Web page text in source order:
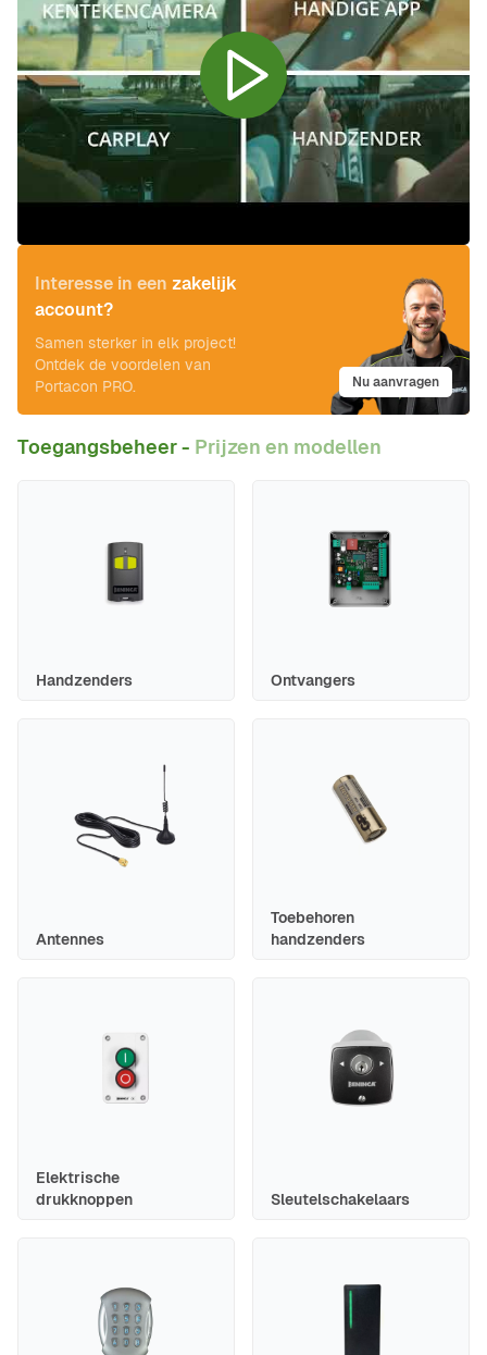
Interesse in een zakelijk
account?
Samen sterker in elk project!
Ontdek de voordelen van
Portacon PRO.
Nu aanvragen
Toegangsbeheer - Prijzen en modellen
Handzenders Ontvangers
Antennes
Toebehoren
handzenders
Elektrische
drukknoppen
Sleutelschakelaars